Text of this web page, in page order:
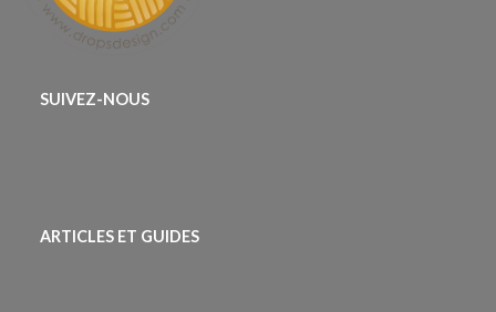
SUIVEZ-NOUS
ARTICLES ET GUIDES